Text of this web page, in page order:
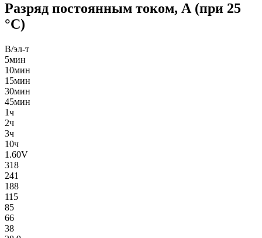
Разряд постоянным током, А (при 25
°С)
В/эл-т
5мин
10мин
15мин
30мин
45мин
1ч
2ч
3ч
10ч
1.60V
318
241
188
115
85
66
38